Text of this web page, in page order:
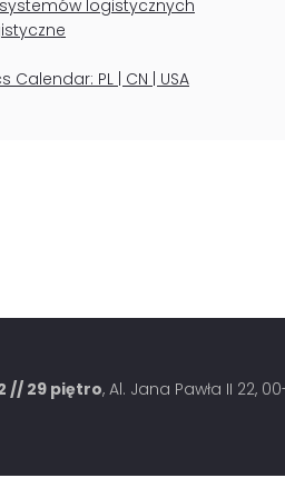
logistycznych
Calendar: PL | CN | USA
// 29 piętro, Al. Jana Pawła II 22,